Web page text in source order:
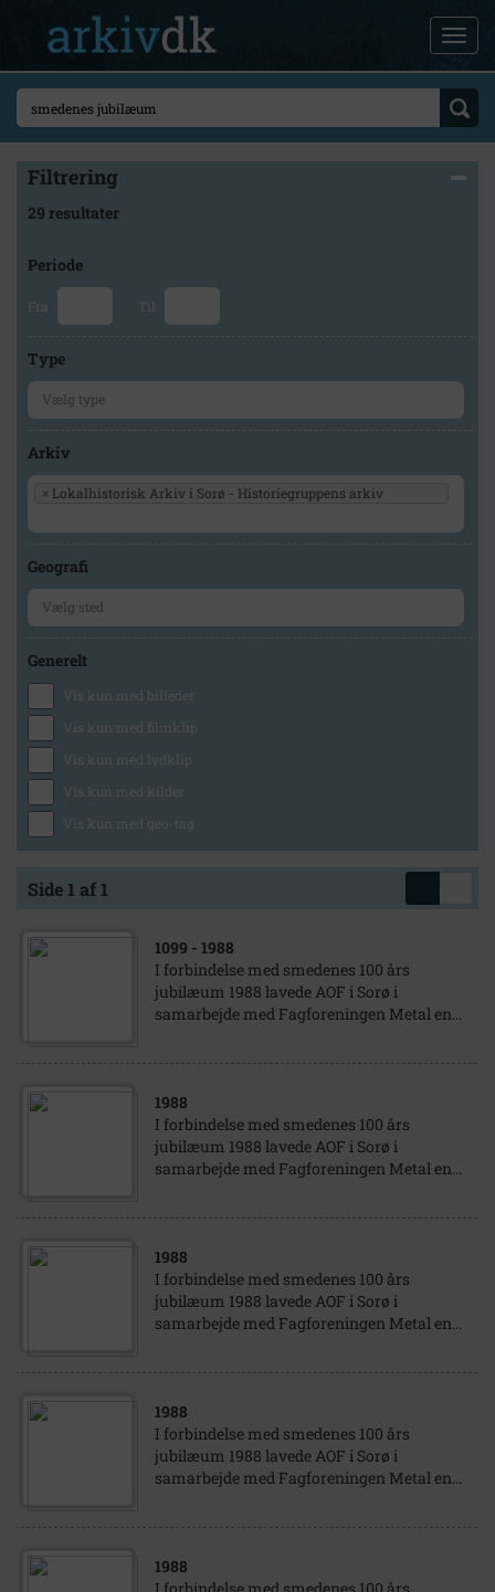
Filtrering
29 resultater
Periode
Fra Til
Type
Arkiv
× Lokalhistorisk Arkiv i Sorø - Historiegruppens arkiv
Geografi
Generelt
Vis kun med billeder
Vis kun med filmklip
Vis kun med lydklip
Vis kun med kilder
Vis kun med geo-tag
Side 1 af 1
1099 - 1988
I forbindelse med smedenes 100 års
jubilæum 1988 lavede AOF i Sorø i
samarbejde med Fagforeningen Metal en...
1988
I forbindelse med smedenes 100 års
jubilæum 1988 lavede AOF i Sorø i
samarbejde med Fagforeningen Metal en...
1988
I forbindelse med smedenes 100 års
jubilæum 1988 lavede AOF i Sorø i
samarbejde med Fagforeningen Metal en...
1988
I forbindelse med smedenes 100 års
jubilæum 1988 lavede AOF i Sorø i
samarbejde med Fagforeningen Metal en...
1988